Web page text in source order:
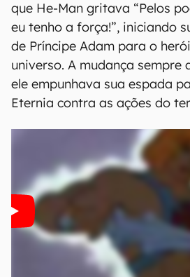
que He-Man gritava “Pelos
eu tenho a força!”, iniciando
de Príncipe Adam para o
universo. A mudança sempre
ele empunhava sua espada
Eternia contra as ações do